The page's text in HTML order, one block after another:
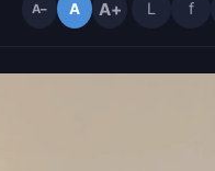
A− A A+ L f